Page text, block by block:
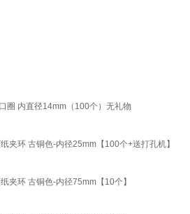
圈 内直径14mm（100个）无礼物
夹环 古铜色-内径25mm【100个+送打孔机】
夹环 古铜色-内径75mm【10个】